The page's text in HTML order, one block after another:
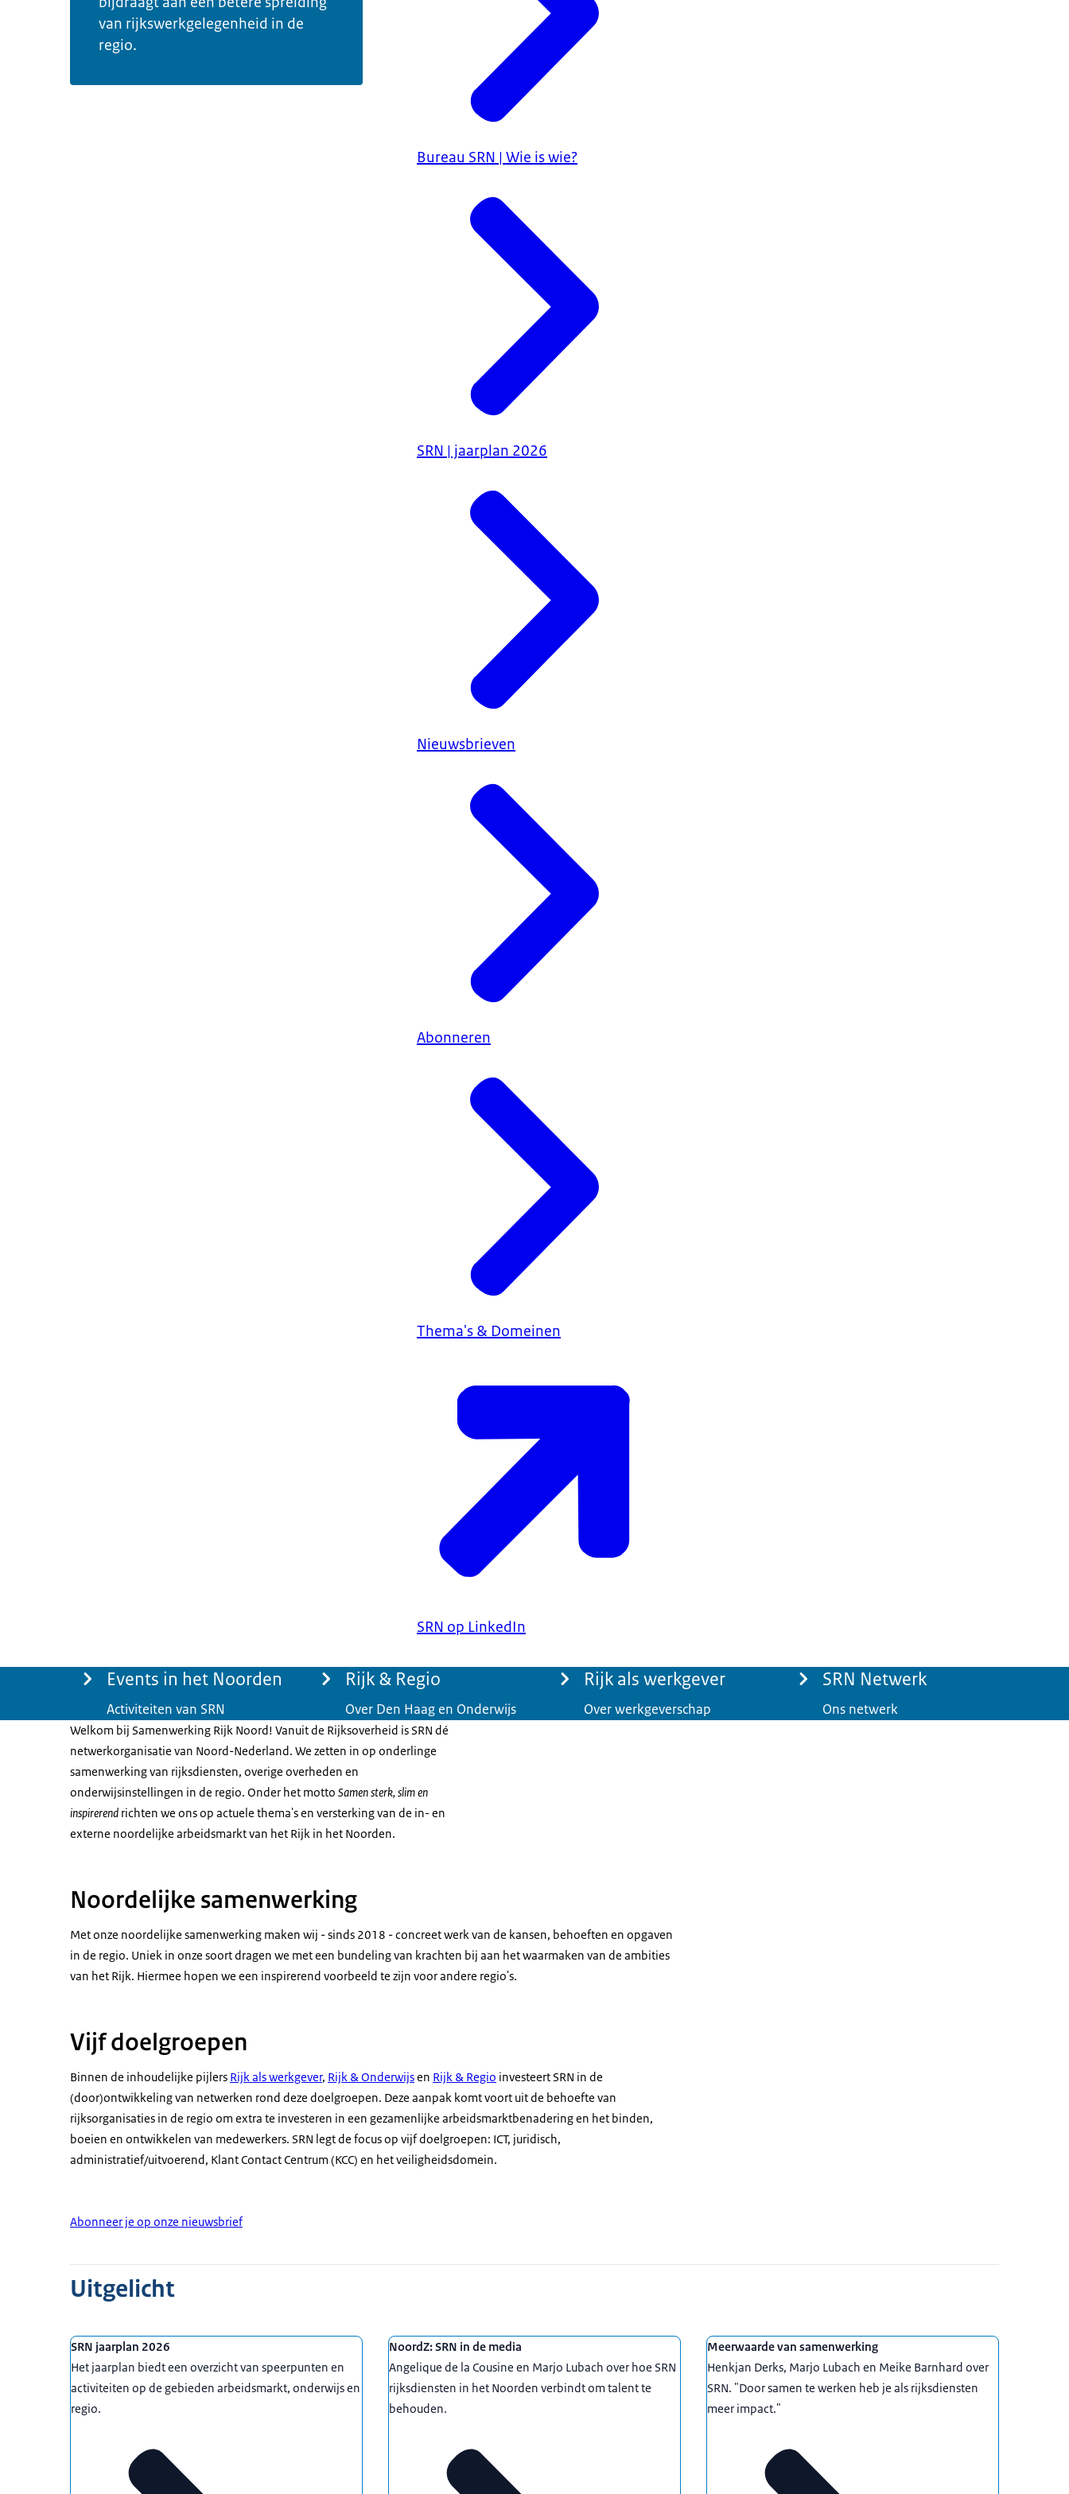
van rijkswerkgelegenheid in de
regio.
Bureau SRN | Wie is wie?
SRN | jaarplan 2026
Nieuwsbrieven
Abonneren
Thema's & Domeinen
SRN op LinkedIn
Events in het Noorden
Activiteiten van SRN
Rijk & Regio
Over Den Haag en Onderwijs
Rijk als werkgever
Over werkgeverschap
SRN Netwerk
Ons netwerk
Welkom bij Samenwerking Rijk Noord! Vanuit de Rijksoverheid is SRN dé
netwerkorganisatie van Noord-Nederland. We zetten in op onderlinge
samenwerking van rijksdiensten, overige overheden en
onderwijsinstellingen in de regio. Onder het motto Samen sterk, slim en
inspirerend richten we ons op actuele thema's en versterking van de in- en
externe noordelijke arbeidsmarkt van het Rijk in het Noorden.
Noordelijke samenwerking
Met onze noordelijke samenwerking maken wij - sinds 2018 - concreet werk van de kansen, behoeften en opgaven
in de regio. Uniek in onze soort dragen we met een bundeling van krachten bij aan het waarmaken van de ambities
van het Rijk. Hiermee hopen we een inspirerend voorbeeld te zijn voor andere regio's.
Vijf doelgroepen
Binnen de inhoudelijke pijlers Rijk als werkgever, Rijk & Onderwijsen Rijk & Regio investeert SRN in de
(door)ontwikkeling van netwerken rond deze doelgroepen. Deze aanpak komt voort uit de behoefte van
rijksorganisaties in de regio om extra te investeren in een gezamenlijke arbeidsmarktbenadering en het binden,
boeien en ontwikkelen van medewerkers. SRN legt de focus op vijf doelgroepen: ICT, juridisch,
administratief/uitvoerend, Klant Contact Centrum (KCC) en het veiligheidsdomein.
Abonneer je op onze nieuwsbrief
Uitgelicht
SRN jaarplan 2026
Het jaarplan biedt een overzicht van speerpunten en
activiteiten op de gebieden arbeidsmarkt, onderwijs en
regio.
NoordZ: SRN in de media
Angelique de la Cousine en Marjo Lubach over hoe SRN
rijksdiensten in het Noorden verbindt om talent te
behouden.
Meerwaarde van samenwerking
Henkjan Derks, Marjo Lubach en Meike Barnhard over
SRN. "Door samen te werken heb je als rijksdiensten
meer impact."